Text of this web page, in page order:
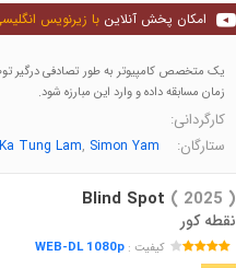
امکان پخش آنلاین با زیرنویس
یک متخصص کامپیوتر به طور تصادفی درگیر
زمان مسابقه داده و وارد این مبارزه شود.
کارگردانی:
ستارگان: Ka Tung Lam, Simon Yam
Blind Spot ( 2025 )
نقطه کور
کیفیت :WEB-DL 1080p